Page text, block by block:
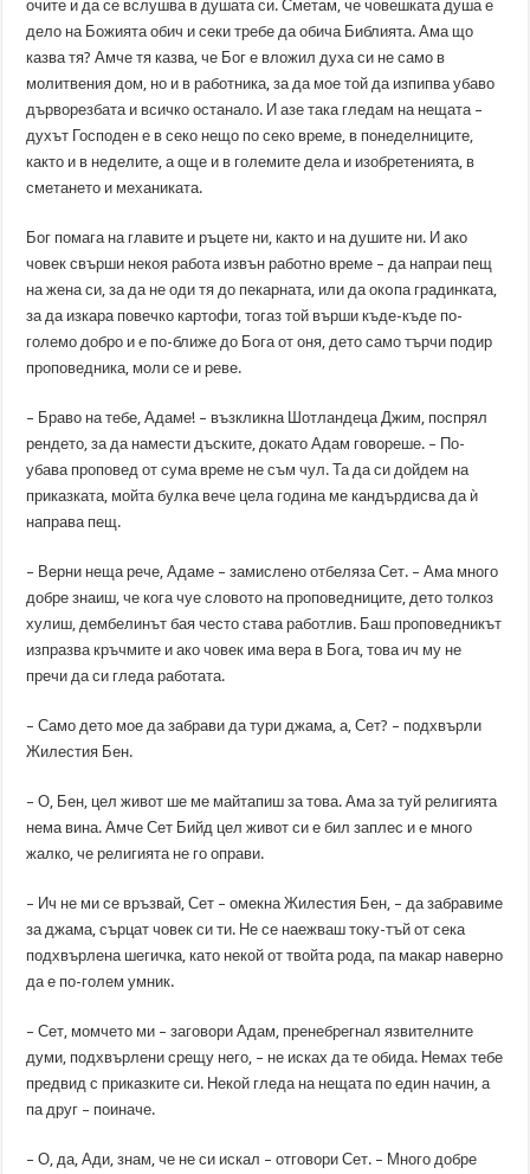
очите и да се вслушва в душата си. Сметам, че човешката душа е
дело на Божията обич и секи требе да обича Библията. Ама що
казва тя? Амче тя казва, че Бог е вложил духа си не само в
молитвения дом, но и в работника, за да мое той да изпипва убаво
дърворезбата и всичко останало. И азе така гледам на нещата –
духът Господен е в секо нещо по секо време, в понеделниците,
както и в неделите, а още и в големите дела и изобретенията, в
сметането и механиката.
Бог помага на главите и ръцете ни, както и на душите ни. И ако
човек свърши некоя работа извън работно време – да напраи пещ
на жена си, за да не оди тя до пекарната, или да окoпа градинката,
за да изкара повечко картофи, тогаз той върши къде-къде по-
големо добро и е по-ближе до Бога от оня, дето само търчи подир
проповедника, моли се и реве.
– Браво на тебе, Адаме! – възкликна Шотландеца Джим, поспрял
рендето, за да намести дъските, докато Адам говореше. – По-
убава проповед от сума време не съм чул. Та да си дойдем на
приказката, мойта булка вече цела година ме кандърдисва да ѝ
направа пещ.
– Верни неща рече, Адаме – замислено отбеляза Сет. – Ама много
добре знаиш, че кога чуе словото на проповедниците, дето толкоз
хулиш, дембелинът бая често става работлив. Баш проповедникът
изпразва кръчмите и ако човек има вера в Бога, това ич му не
пречи да си гледа работата.
– Само дето мое да забрави да тури джама, а, Сет? – подхвърли
Жилестия Бен.
– О, Бен, цел живот ше ме майтапиш за това. Ама за туй религията
нема вина. Амче Сет Бийд цел живот си е бил заплес и е много
жалко, че религията не го оправи.
– Ич не ми се връзвай, Сет – омекна Жилестия Бен, – да забравиме
за джама, сърцат човек си ти. Не се наежваш току-тъй от сека
подхвърлена шегичка, като некой от твойта рода, па макар наверно
да е по-голем умник.
– Сет, момчето ми – заговори Адам, пренебрегнал язвителните
думи, подхвърлени срещу него, – не исках да те обида. Немах тебе
предвид с приказките си. Некой гледа на нещата по един начин, а
па друг – поиначе.
– О, да, Ади, знам, че не си искал – отговори Сет. – Много добре